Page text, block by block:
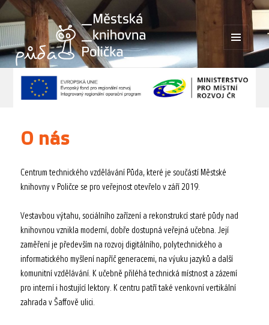
MENU
WIDGETY
O nás
Centrum technického vzdělávání Půda, které je součástí Městské
knihovny v Poličce se pro veřejnost otevřelo v září 2019.
Vestavbou výtahu, sociálního zařízení a rekonstrukcí staré půdy nad
knihovnou vznikla moderní, dobře dostupná veřejná učebna. Její
zaměření je především na rozvoj digitálního, polytechnického a
informatického myšlení napříč generacemi, na výuku jazyků a další
komunitní vzdělávání. K učebně přiléhá technická místnost a zázemí
pro interní i hostující lektory. K centru patří také venkovní vertikální
zahrada v Šaffově ulici.